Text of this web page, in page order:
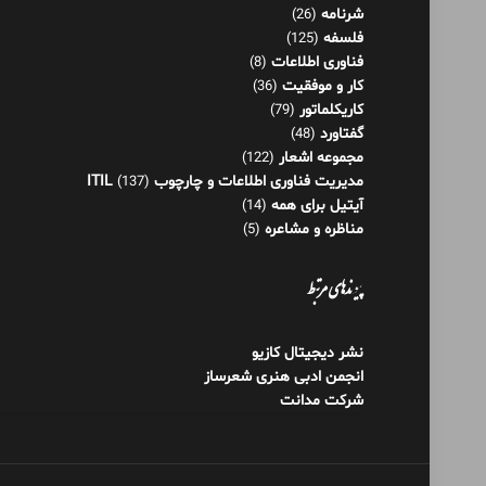
مجموعه اشعار
مدیریت فناوری اطلاعات و چارچوب ITIL
آیتیل برای همه (14)
مناظره و مشاعره(5)
پیوندهای مرتبط
نشر دیجیتال کازیو
انجمن ادبی هنری شعرساز